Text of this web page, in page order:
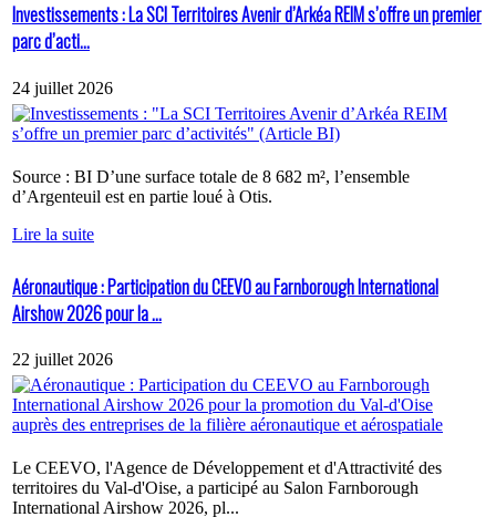
Investissements : La SCI Territoires Avenir d’Arkéa REIM s’offre un premier
parc d’acti...
24 juillet 2026
Source : BI D’une surface totale de 8 682 m², l’ensemble
d’Argenteuil est en partie loué à Otis.
Lire la suite
Aéronautique : Participation du CEEVO au Farnborough International
Airshow 2026 pour la ...
22 juillet 2026
Le CEEVO, l'Agence de Développement et d'Attractivité des
territoires du Val-d'Oise, a participé au Salon Farnborough
International Airshow 2026, pl...